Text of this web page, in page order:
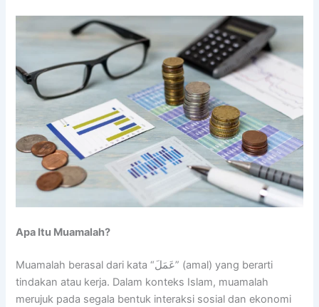
Apa Itu Muamalah?
Muamalah berasal dari kata “عَمَلَ” (amal) yang berarti
tindakan atau kerja. Dalam konteks Islam, muamalah
merujuk pada segala bentuk interaksi sosial dan ekonomi